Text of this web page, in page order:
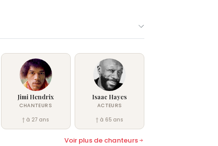
Jimi Hendrix
CHANTEURS
† à 27 ans
Isaac Hayes
ACTEURS
† à 65 ans
Voir plus de chanteurs